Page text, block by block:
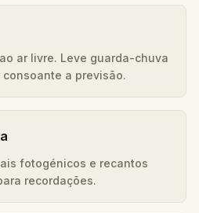
ar livre. Leve guarda-chuva
a previsão.
fotogénicos e recantos
recordações.